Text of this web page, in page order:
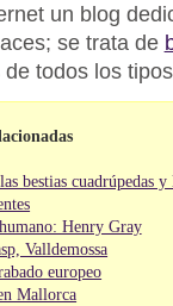
un blog
se trata de
todos los
bestias cuadrúpedas y
Henry Gray
Valldemossa
europeo
Mallorca